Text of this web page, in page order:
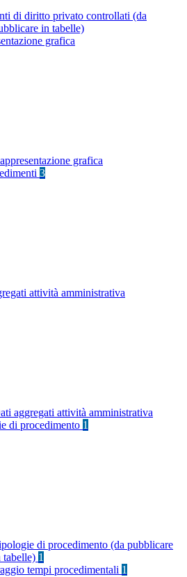
di diritto privato controllati (da
in tabelle)
grafica
grafica
3
attività amministrativa
aggregati attività amministrativa
di procedimento 1
di procedimento (da pubblicare
tabelle) 1
tempi procedimentali 1